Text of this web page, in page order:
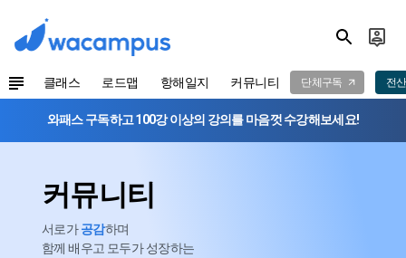
클래스 로드맵 항해일지 커뮤니티 단체구독 전
와패스 구독하고 100강 이상의 강의를 마음껏 수강해보세요!
커뮤니티
서로가공감하며
함께 배우고 모두가 성장하는